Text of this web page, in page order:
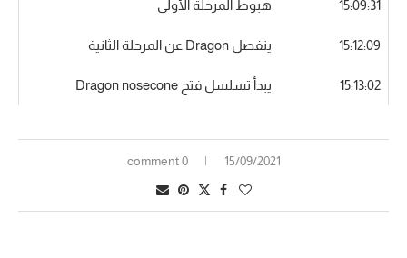
15:09:31 هبوط المرحلة الأولى
15:12:09 ينفصل Dragon عن المرحلة الثانية
15:13:02 يبدأ تسلسل فتح Dragon nosecone
15/09/2021
0 comment